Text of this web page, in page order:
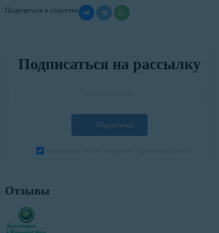
Поделиться в соцсетях
Подписаться на рассылку
Подписаться
Отзывы